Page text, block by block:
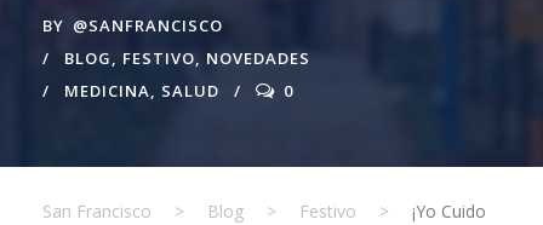
BY @SANFRANCISCO
BLOG, FESTIVO, NOVEDADES
MEDICINA, SALUD 0
San Francisco > Blog > Festivo >
¡Yo Cuido